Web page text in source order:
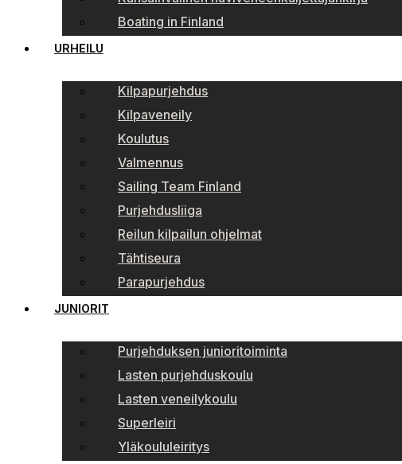
Boating in Finland
URHEILU
Kilpapurjehdus
Kilpaveneily
Koulutus
Valmennus
Sailing Team Finland
Purjehdusliiga
Reilun kilpailun ohjelmat
Tähtiseura
Parapurjehdus
JUNIORIT
Purjehduksen junioritoiminta
Lasten purjehduskoulu
Lasten veneilykoulu
Superleiri
Yläkoululeiritys